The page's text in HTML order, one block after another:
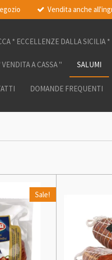
Vendita anche
* ECCELLENZE DALLA SICILIA *
A CASSA " SALUMI
DOMANDE FREQUENTI
Sale!